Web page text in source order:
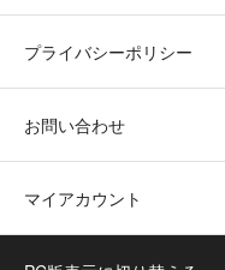
プライバシーポリシー
お問い合わせ
マイアカウント